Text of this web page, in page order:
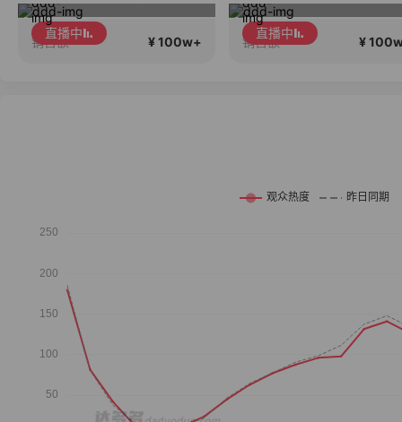
直播中
销售额 ¥ 100w+
直播中
销售额 ¥